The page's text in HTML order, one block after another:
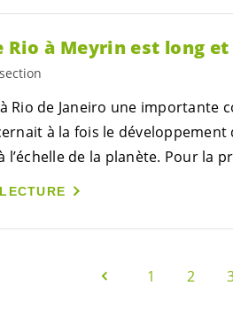
Rio à Meyrin est long et
Rio de Janeiro une
à la fois le
l’échelle de la planète. Pour la
1 2